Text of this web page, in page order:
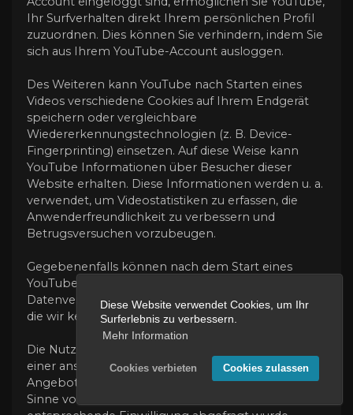
Diese Website verwendet Cookies, um Ihr
Surferlebnis zu verbessern.
Mehr Information
Cookies verbieten Cookies zulassen
Ihr Surfverhalten direkt Ihrem persönlichen Profil
zuzuordnen. Dies können Sie verhindern, indem Sie
sich aus Ihrem YouTube-Account ausloggen.
Des Weiteren kann YouTube nach Starten eines
Videos verschiedene Cookies auf Ihrem Endgerät
speichern oder vergleichbare
Wiedererkennungstechnologien (z. B. Device-
Fingerprinting) einsetzen. Auf diese Weise kann
YouTube Informationen über Besucher dieser
Website erhalten. Diese Informationen werden u. a.
verwendet, um Videostatistiken zu erfassen, die
Anwenderfreundlichkeit zu verbessern und
Betrugsversuchen vorzubeugen.
Gegebenenfalls können nach dem Start eines
YouTube-Videos weitere
Datenverarbeitungsvorgänge ausgelöst werden, auf
die wir keinen Einfluss haben.
Die Nutzung von YouTube erfolgt im Interesse
einer ansprechenden Darstellung unserer Online-
Angebote. Dies stellt ein berechtigtes Interesse im
Sinne von Art. 6 Abs. 1 lit. f DSGVO dar. Sofern eine